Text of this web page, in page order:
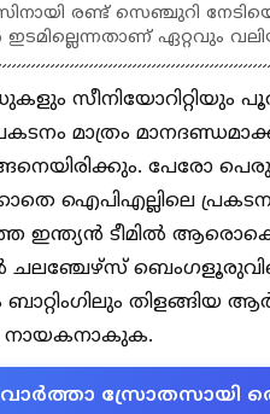
രണ്ട് സെഞ്ചുറി
ഏറ്റവും
സീനിയോറിറ്റിയും
മാത്രം
പേരോ
ഐപിഎല്ലിലെ
ഇന്ത്യൻ ടീമില്‍
ബാറ്റിംഗിലും
നായകനാകുക.
വാർത്താ